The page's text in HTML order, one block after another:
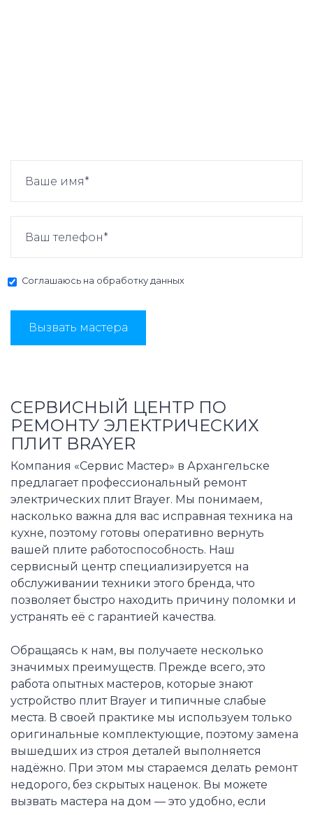
Соглашаюсь на обработку данных
Вызвать мастера
СЕРВИСНЫЙ ЦЕНТР ПО
РЕМОНТУ ЭЛЕКТРИЧЕСКИХ
ПЛИТ BRAYER
Компания «Сервис Мастер» в Архангельске
предлагает профессиональный ремонт
электрических плит Brayer. Мы понимаем,
насколько важна для вас исправная техника на
кухне, поэтому готовы оперативно вернуть
вашей плите работоспособность. Наш
сервисный центр специализируется на
обслуживании техники этого бренда, что
позволяет быстро находить причину поломки и
устранять её с гарантией качества.
Обращаясь к нам, вы получаете несколько
значимых преимуществ. Прежде всего, это
работа опытных мастеров, которые знают
устройство плит Brayer и типичные слабые
места. В своей практике мы используем только
оригинальные комплектующие, поэтому замена
вышедших из строя деталей выполняется
надёжно. При этом мы стараемся делать ремонт
недорого, без скрытых наценок. Вы можете
вызвать мастера на дом — это удобно, если